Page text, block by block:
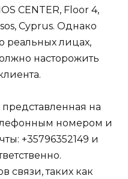
CENTER, Floor 4,
Cyprus. Однако
реальных лицах,
насторожить
на
номером и
+35796352149 и
связи, таких как